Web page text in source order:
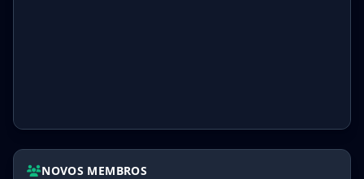
NOVOS MEMBROS